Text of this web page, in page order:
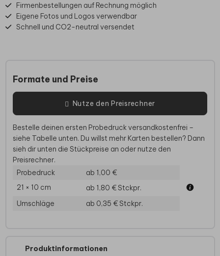
Firmenbestellungen auf Rechnung möglich
Eigene Fotos und Logos verwendbar
Schnell und CO2-neutral versendet
Formate und Preise
Nutze den Preisrechner
Bestelle deinen ersten Probedruck versandkostenfrei –
siehe Tabelle unten. Du willst mehr Karten bestellen? Dann
sieh dir unten die Stückpreise an oder nutze den
Preisrechner.
Probedruck
ab 1,00 €
21 × 10 cm
ab 1,80 €Stckpr.
Umschläge
ab 0,35 €Stckpr.
Produktinformationen